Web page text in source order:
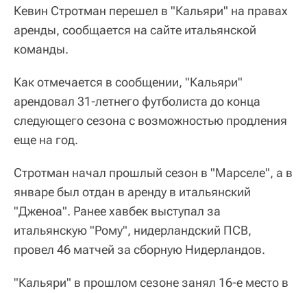
Кевин Стротман перешел в "Кальяри" на правах
аренды, сообщается на сайте итальянской
команды.
Как отмечается в сообщении, "Кальяри"
арендовал 31-летнего футболиста до конца
следующего сезона с возможностью продления
еще на год.
Стротман начал прошлый сезон в "Марселе", а в
январе был отдан в аренду в итальянский
"Дженоа". Ранее хавбек выступал за
итальянскую "Рому", нидерландский ПСВ,
провел 46 матчей за сборную Нидерландов.
"Кальяри" в прошлом сезоне занял 16-е место в